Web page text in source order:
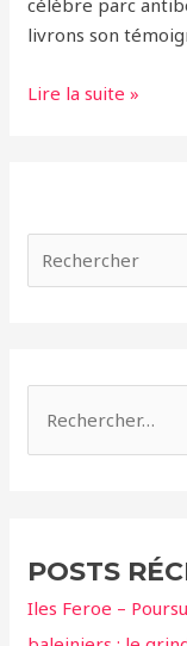
célèbre parc
livrons son
Témoignage:
Un
An
Lire la suite »
r
c
POSTS
Iles Feroe –